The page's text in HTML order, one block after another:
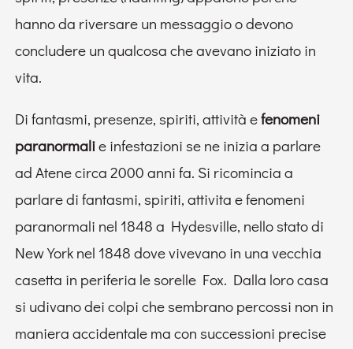
hanno da riversare un messaggio o devono
concludere un qualcosa che avevano iniziato in
vita.
Di fantasmi, presenze, spiriti, attività efenomeni
paranormalie infestazioni se ne inizia a parlare
ad Atene circa 2000 anni fa. Si ricomincia a
parlare di fantasmi, spiriti, attivita e fenomeni
paranormali nel 1848 a Hydesville, nello stato di
New York nel 1848 dove vivevano in una vecchia
casetta in periferia le sorelle Fox. Dalla loro casa
si udivano dei colpi che sembrano percossi non in
maniera accidentale ma con successioni precise